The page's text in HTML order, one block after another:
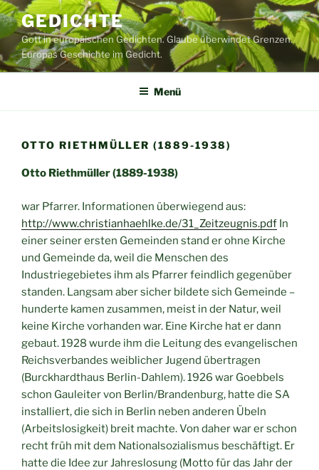
Zum
Inhalt
springen
GEDICHTE
Gott in europäischen Gedichten. Glaube überwindet Grenzen.
Europas Geschichte im Gedicht.
Menü
OTTO RIETHMÜLLER (1889-1938)
Otto Riethmüller (1889-1938)
war Pfarrer. Informationen überwiegend aus:
http://www.christianhaehlke.de/31_Zeitzeugnis.pdf In
einer seiner ersten Gemeinden stand er ohne Kirche
und Gemeinde da, weil die Menschen des
Industriegebietes ihm als Pfarrer feindlich gegenüber
standen. Langsam aber sicher bildete sich Gemeinde –
hunderte kamen zusammen, meist in der Natur, weil
keine Kirche vorhanden war. Eine Kirche hat er dann
gebaut. 1928 wurde ihm die Leitung des evangelischen
Reichsverbandes weiblicher Jugend übertragen
(Burckhardthaus Berlin-Dahlem). 1926 war Goebbels
schon Gauleiter von Berlin/Brandenburg, hatte die SA
installiert, die sich in Berlin neben anderen Übeln
(Arbeitslosigkeit) breit machte. Von daher war er schon
recht früh mit dem Nationalsozialismus beschäftigt. Er
hatte die Idee zur Jahreslosung (Motto für das Jahr der